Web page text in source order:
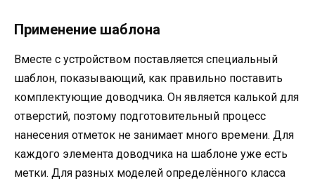
Применение шаблона
Вместе с устройством поставляется специальный
шаблон, показывающий, как правильно поставить
комплектующие доводчика. Он является калькой для
отверстий, поэтому подготовительный процесс
нанесения отметок не занимает много времени. Для
каждого элемента доводчика на шаблоне уже есть
метки. Для разных моделей определённого класса